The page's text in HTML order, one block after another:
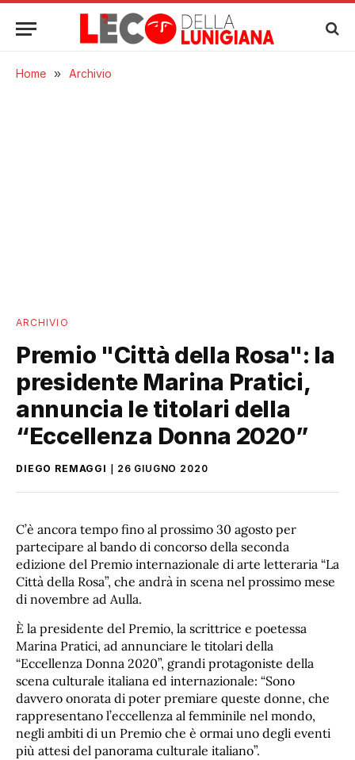
Home » Archivio
ARCHIVIO
Premio "Città della Rosa": la
presidente Marina Pratici,
annuncia le titolari della
“Eccellenza Donna 2020”
DIEGO REMAGGI 26 GIUGNO 2020
C’è ancora tempo fino al prossimo 30 agosto per
partecipare al bando di concorso della seconda
edizione del Premio internazionale di arte letteraria “La
Città della Rosa”, che andrà in scena nel prossimo mese
di novembre ad Aulla.
È la presidente del Premio, la scrittrice e poetessa
Marina Pratici, ad annunciare le titolari della
“Eccellenza Donna 2020”, grandi protagoniste della
scena culturale italiana ed internazionale: “Sono
davvero onorata di poter premiare queste donne, che
rappresentano l’eccellenza al femminile nel mondo,
negli ambiti di un Premio che è ormai uno degli eventi
più attesi del panorama culturale italiano”.